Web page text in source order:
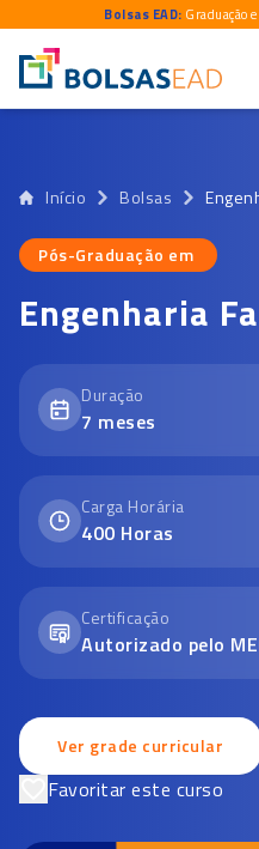
Bolsas EAD: Graduação
Início Bolsas
Pós-Graduação em
Pós-
Engenharia
Duração
7 meses
Carga Horária
400 Horas
Certificação
Autorizado pelo
Ver grade curricular
Favoritar este curso